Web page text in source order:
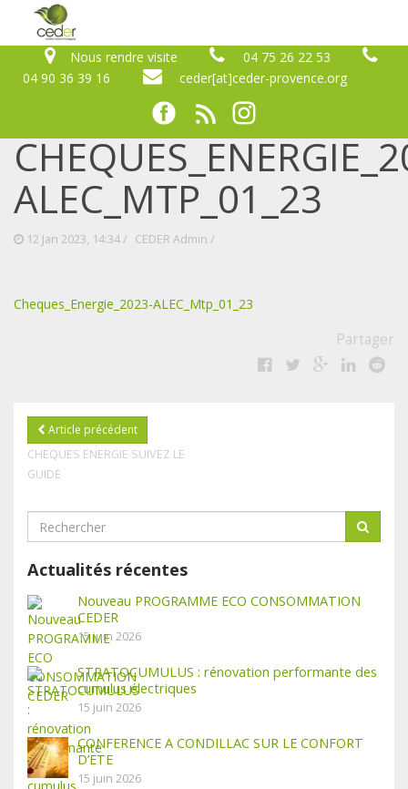
Nous rendre visite
04 75 26 22 53
04 90 36 39 16
ceder[at]ceder-provence.org
ALEC_MTP_01_23
12 Jan 2023, 14:34 / CEDER Admin /
Cheques_Energie_2023-ALEC_Mtp_01_23
Partager
Article précédent
CHEQUES ENERGIE SUIVEZ LE
GUIDE
Actualités récentes
Nouveau PROGRAMME ECO CONSOMMATION
CEDER
15 juin 2026
STRATOCUMULUS : rénovation performante des
cumulus électriques
15 juin 2026
CONFERENCE A CONDILLAC SUR LE CONFORT
D’ETE
15 juin 2026